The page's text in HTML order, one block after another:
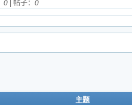
0 | 帖子： 0
主题